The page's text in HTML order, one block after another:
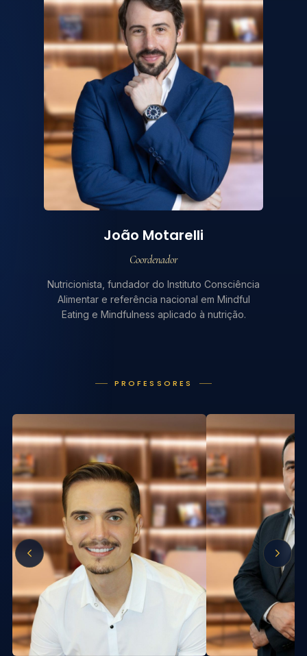
João Motarelli
Coordenador
Nutricionista, fundador do Instituto Consciência
Alimentar e referência nacional em Mindful
Eating e Mindfulness aplicado à nutrição.
PROFESSORES